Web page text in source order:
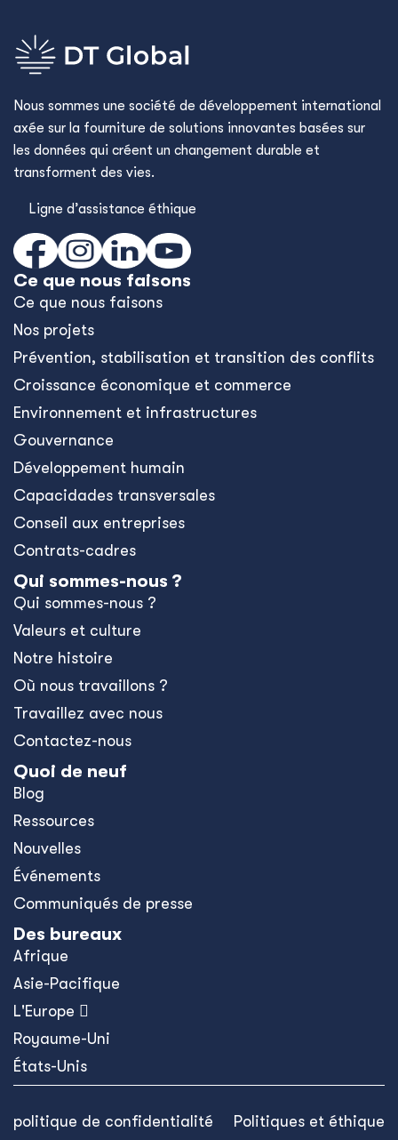
Nous sommes une société de développement international
axée sur la fourniture de solutions innovantes basées sur
les données qui créent un changement durable et
transforment des vies.
Ligne d’assistance éthique
Ce que nous faisons
Ce que nous faisons
Nos projets
Prévention, stabilisation et transition des conflits
Croissance économique et commerce
Environnement et infrastructures
Gouvernance
Développement humain
Capacidades transversales
Conseil aux entreprises
Contrats-cadres
Qui sommes-nous ?
Qui sommes-nous ?
Valeurs et culture
Notre histoire
Où nous travaillons ?
Travaillez avec nous
Contactez-nous
Quoi de neuf
Blog
Ressources
Nouvelles
Événements
Communiqués de presse
Des bureaux
Afrique
Asie-Pacifique
L'Europe 
Royaume-Uni
États-Unis
politique de confidentialité Politiques et éthique